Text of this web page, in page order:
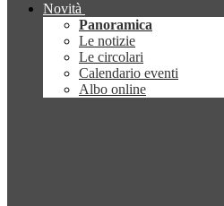
Novità
Panoramica
Le notizie
Le circolari
Calendario eventi
Albo online